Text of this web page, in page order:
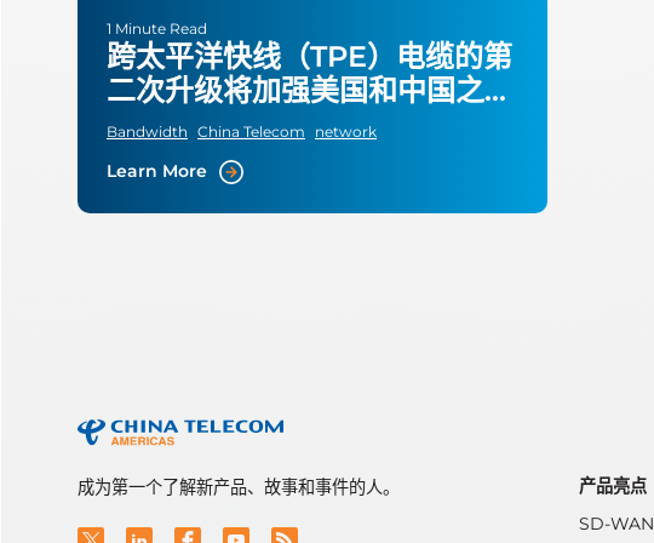
1 Minute Read
跨太平洋快线（TPE）电缆的第
二次升级将加强美国和中国之间
的容量
Bandwidth China Telecom network
Learn More
成为第一个了解新产品、故事和事件的人。
产品亮点
SD-WAN